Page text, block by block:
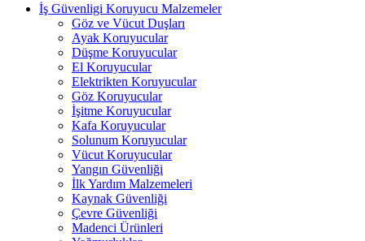
İş Güvenligi Koruyucu Malzemeler
Göz ve Vücut Duşları
Ayak Koruyucular
Düşme Koruyucular
El Koruyucular
Elektrikten Koruyucular
Göz Koruyucular
İşitme Koruyucular
Kafa Koruyucular
Solunum Koruyucular
Vücut Koruyucular
Yangın Güvenliği
İlk Yardım Malzemeleri
Kaynak Güvenliği
Çevre Güvenliği
Madenci Ürünleri